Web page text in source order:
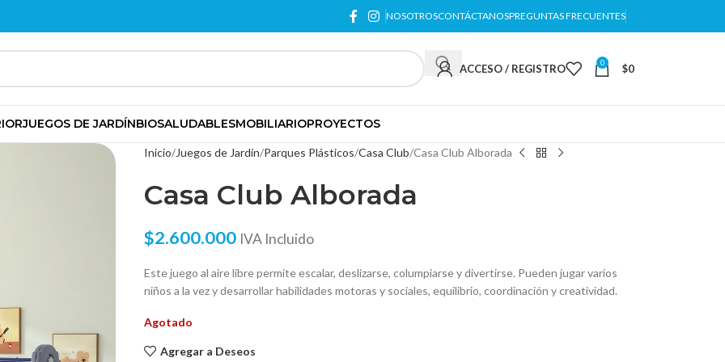
NOSOTROSCONTÁCTANOSPREGUNTAS FRECUENTES
ACCESO / REGISTRO 0 $0
JUEGOS DE JARDÍNBIOSALUDABLESMOBILIARIOPROYECTOS
Inicio Juegos de Jardín Parques Plásticos Casa Club Casa Club Alborada
Casa Club Alborada
$2.600.000 IVA Incluido
Este juego al aire libre permite escalar, deslizarse, columpiarse y divertirse. Pueden jugar varios
niños a la vez y desarrollar habilidades motoras y sociales, equilibrio, coordinación y creatividad.
Agotado
Agregar a Deseos